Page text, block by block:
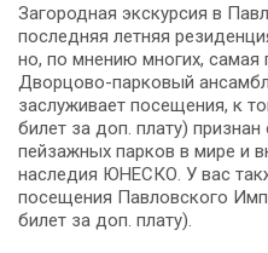
Загородная экскурсия в
последняя летняя
но, по мнению многих, самая
Дворцово-парковый
заслуживает посещения, к
билет за доп. плату)
пейзажных парков в мире и
наследия ЮНЕСКО. У вас
посещения Павловского
билет за доп. плату).